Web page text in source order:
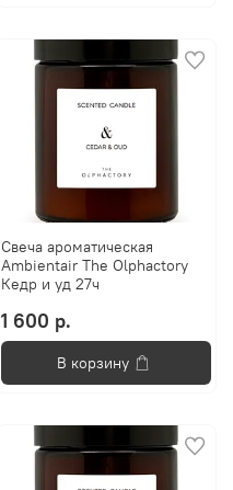
Свеча ароматическая
Ambientair The Olphactory
Кедр и уд 27ч
1 600 р.
В корзину